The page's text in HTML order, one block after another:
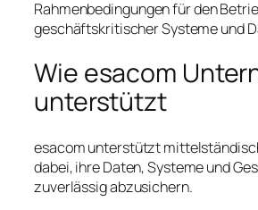
Rahmenbedingungen für den
geschäftskritischer Systeme und
Wie esacom
unterstützt
esacom unterstützt
dabei, ihre Daten, Systeme und
zuverlässig abzusichern.